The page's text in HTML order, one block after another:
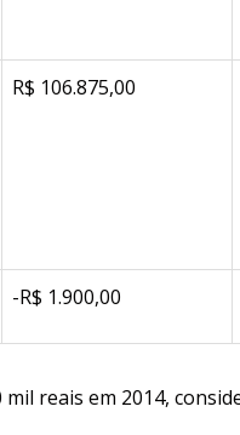
R$ 106.875,00
-R$ 1.900,00
reais em 2014,